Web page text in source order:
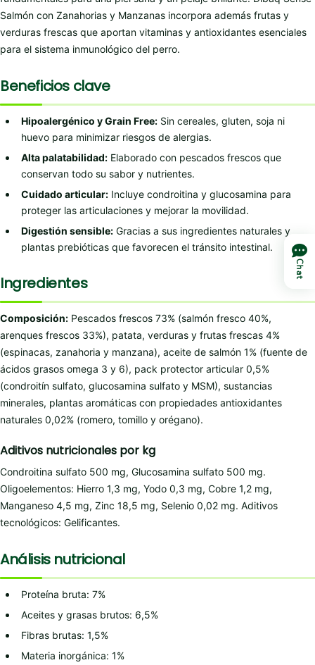
Salmón con Zanahorias y Manzanas incorpora además frutas y
verduras frescas que aportan vitaminas y antioxidantes esenciales
para el sistema inmunológico del perro.
Beneficios clave
Hipoalergénico y Grain Free: Sin cereales, gluten, soja ni
huevo para minimizar riesgos de alergias.
Alta palatabilidad: Elaborado con pescados frescos que
conservan todo su sabor y nutrientes.
Cuidado articular: Incluye condroitina y glucosamina para
proteger las articulaciones y mejorar la movilidad.
Digestión sensible: Gracias a sus ingredientes naturales y
plantas prebióticas que favorecen el tránsito intestinal.
Ingredientes
Composición: Pescados frescos 73% (salmón fresco 40%,
arenques frescos 33%), patata, verduras y frutas frescas 4%
(espinacas, zanahoria y manzana), aceite de salmón 1% (fuente de
ácidos grasos omega 3 y 6), pack protector articular 0,5%
(condroitín sulfato, glucosamina sulfato y MSM), sustancias
minerales, plantas aromáticas con propiedades antioxidantes
naturales 0,02% (romero, tomillo y orégano).
Aditivos nutricionales por kg
Condroitina sulfato 500 mg, Glucosamina sulfato 500 mg.
Oligoelementos: Hierro 1,3 mg, Yodo 0,3 mg, Cobre 1,2 mg,
Manganeso 4,5 mg, Zinc 18,5 mg, Selenio 0,02 mg. Aditivos
tecnológicos: Gelificantes.
Análisis nutricional
Proteína bruta: 7%
Aceites y grasas brutos: 6,5%
Fibras brutas: 1,5%
Materia inorgánica: 1%
Chat